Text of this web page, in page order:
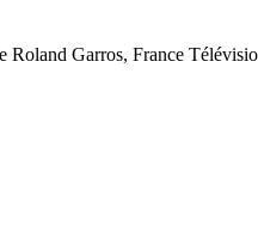
Garros, France